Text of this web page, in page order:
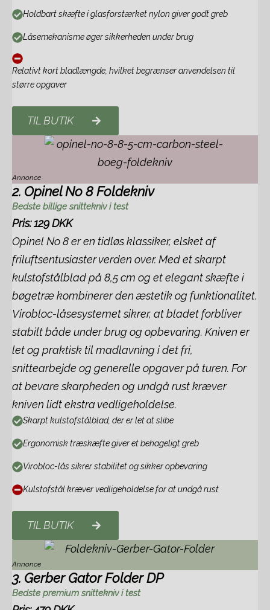
Holdbart skæfte i glasforstærket nylon giver godt greb
Låsemekanisme øger sikkerheden under brug
Relativt kort bladlængde, hvilket begrænser anvendelsen til
større opgaver
TIL BUTIK
Annonce
2. Opinel No 8 Foldekniv
Bedste billige snittekniv i test
Pris: 129 DKK
Opinel No 8 er en tidløs klassiker, elsket af
friluftsentusiaster verden over. Med et skarpt
kulstofstålblad på 8,5 cm og et elegant skæfte i
bøgetræ kombinerer den æstetik og funktionalitet.
Virobloc-låsesystemet sikrer, at bladet forbliver
stabilt både under brug og opbevaring. Kniven er
let og praktisk til madlavning i det fri,
snittearbejde og generelle opgaver på turen. For
at bevare skarpheden og undgå rust kræver
kniven lidt ekstra vedligeholdelse.
Skarpt kulstofstålblad, der er let at slibe
Ergonomisk træskæfte giver et behageligt greb
Virobloc-lås sikrer stabilitet og sikker opbevaring
Kulstofstål kræver vedligeholdelse for at undgå rust
TIL BUTIK
Annonce
3. Gerber Gator Folder DP
Bedste premium snittekniv i test